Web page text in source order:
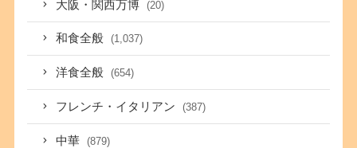
大阪・関西万博 (20)
和食全般 (1,037)
洋食全般 (654)
フレンチ・イタリアン (387)
中華 (879)